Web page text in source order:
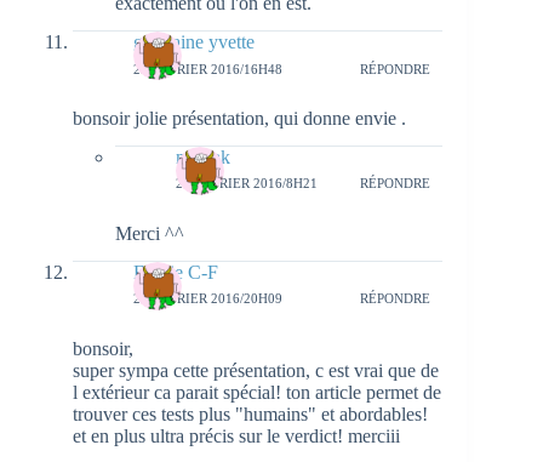
germaine yvette
25 FÉVRIER 2016/16H48 RÉPONDRE
bonsoir jolie présentation, qui donne envie .
natieak
29 FÉVRIER 2016/8H21 RÉPONDRE
Merci ^^
Emilie C-F
25 FÉVRIER 2016/20H09 RÉPONDRE
bonsoir,
super sympa cette présentation, c est vrai que de
l extérieur ca parait spécial! ton article permet de
trouver ces tests plus "humains" et abordables!
et en plus ultra précis sur le verdict! merciii